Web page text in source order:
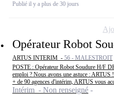
Publié il y a plus de 30 jours
Opérateur Robot
ARTUS INTERIM - 56 - MALESTROIT
POSTE : Opérateur Robot Soudure H/F
emploi ? Nous avons une astuce :
+ de 90 agences d'intérim, ARTUS vous
Intérim - Non renseigné